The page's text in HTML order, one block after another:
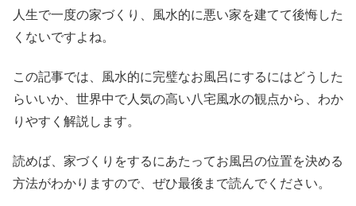
人生で一度の家づくり、風水的に悪い家を建てて後悔した
くないですよね。
この記事では、風水的に完璧なお風呂にするにはどうした
らいいか、世界中で人気の高い八宅風水の観点から、わか
りやすく解説します。
読めば、家づくりをするにあたってお風呂の位置を決める
方法がわかりますので、ぜひ最後まで読んでください。